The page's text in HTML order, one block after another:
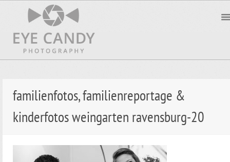
familienfotos, familienreportage &
kinderfotos weingarten ravensburg-20